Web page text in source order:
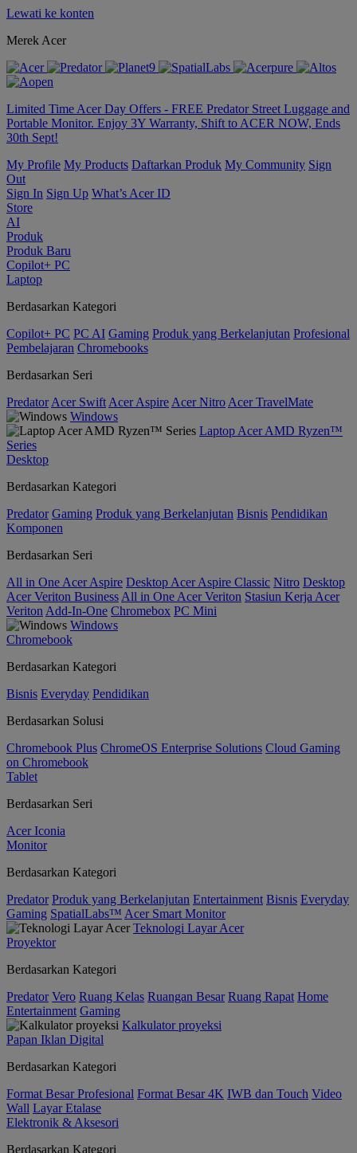
Lewati ke konten
Merek Acer
Limited Time Acer Day Offers - FREE Predator Street Luggage and
Portable Monitor. Enjoy 3Y Warranty, Shift to ACER NOW, Ends
30th Sept!
My Profile My Products Daftarkan Produk My Community Sign
Out
Sign In Sign Up What’s Acer ID
Store
AI
Produk
Produk Baru
Copilot+ PC
Laptop
Berdasarkan Kategori
Copilot+ PC PC AI Gaming Produk yang Berkelanjutan Profesional
Pembelajaran Chromebooks
Berdasarkan Seri
Predator Acer Swift Acer Aspire Acer Nitro Acer TravelMate
Windows
Laptop Acer AMD Ryzen™
Series
Desktop
Berdasarkan Kategori
Predator Gaming Produk yang Berkelanjutan Bisnis Pendidikan
Komponen
Berdasarkan Seri
All in One Acer Aspire Desktop Acer Aspire Classic Nitro Desktop
Acer Veriton Business All in One Acer Veriton Stasiun Kerja Acer
Veriton Add-In-One Chromebox PC Mini
Windows
Chromebook
Berdasarkan Kategori
Bisnis Everyday Pendidikan
Berdasarkan Solusi
Chromebook Plus ChromeOS Enterprise Solutions Cloud Gaming
on Chromebook
Tablet
Berdasarkan Seri
Acer Iconia
Monitor
Berdasarkan Kategori
Predator Produk yang Berkelanjutan Entertainment Bisnis Everyday
Gaming SpatialLabs™ Acer Smart Monitor
Teknologi Layar Acer
Proyektor
Berdasarkan Kategori
Predator Vero Ruang Kelas Ruangan Besar Ruang Rapat Home
Entertainment Gaming
Kalkulator proyeksi
Papan Iklan Digital
Berdasarkan Kategori
Format Besar Profesional Format Besar 4K IWB dan Touch Video
Wall Layar Etalase
Elektronik & Aksesori
Berdasarkan Kategori